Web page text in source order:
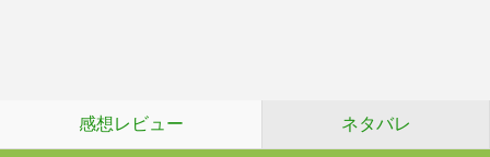
感想レビュー ネタバレ